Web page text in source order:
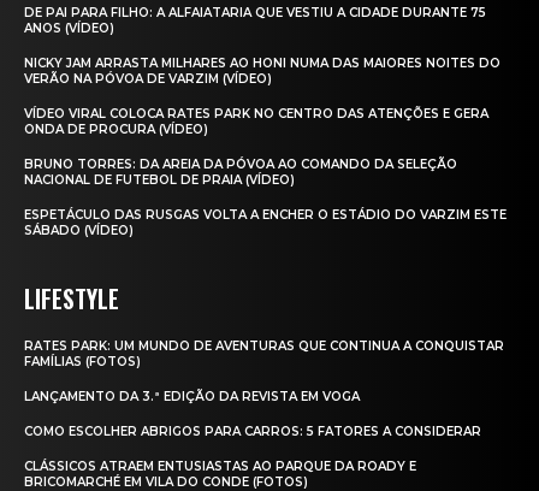
DE PAI PARA FILHO: A ALFAIATARIA QUE VESTIU A CIDADE DURANTE 75
ANOS (VÍDEO)
NICKY JAM ARRASTA MILHARES AO HONI NUMA DAS MAIORES NOITES DO
VERÃO NA PÓVOA DE VARZIM (VÍDEO)
VÍDEO VIRAL COLOCA RATES PARK NO CENTRO DAS ATENÇÕES E GERA
ONDA DE PROCURA (VÍDEO)
BRUNO TORRES: DA AREIA DA PÓVOA AO COMANDO DA SELEÇÃO
NACIONAL DE FUTEBOL DE PRAIA (VÍDEO)
ESPETÁCULO DAS RUSGAS VOLTA A ENCHER O ESTÁDIO DO VARZIM ESTE
SÁBADO (VÍDEO)
LIFESTYLE
RATES PARK: UM MUNDO DE AVENTURAS QUE CONTINUA A CONQUISTAR
FAMÍLIAS (FOTOS)
LANÇAMENTO DA 3.ª EDIÇÃO DA REVISTA EM VOGA
COMO ESCOLHER ABRIGOS PARA CARROS: 5 FATORES A CONSIDERAR
CLÁSSICOS ATRAEM ENTUSIASTAS AO PARQUE DA ROADY E
BRICOMARCHÉ EM VILA DO CONDE (FOTOS)